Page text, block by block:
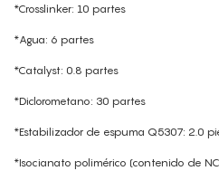
*Crosslinker: 10 partes
*Agua: 6 partes
*Catalyst: 0.8 partes
*Diclorometano: 30 partes
*Estabilizador de espuma Q5307: 2.0
*Isocianato polimérico (contenido de